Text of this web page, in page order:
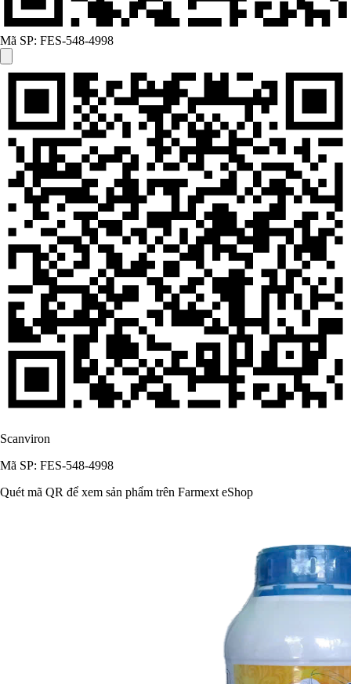
Mã SP: FES-548-4998
Scanviron
Mã SP: FES-548-4998
Quét mã QR để xem sản phẩm trên Farmext eShop